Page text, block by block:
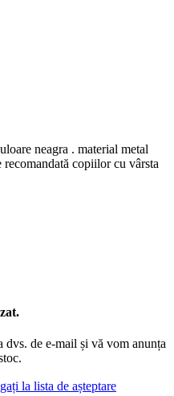
neagra . material metal
copiilor cu vârsta
de e-mail și vă vom anunța
la lista de așteptare